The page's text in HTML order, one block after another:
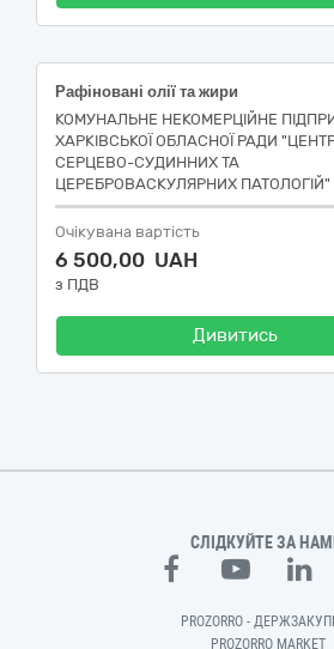
Рафіновані олії та жири
КОМУНАЛЬНЕ НЕКОМЕРЦІЙНЕ
ХАРКІВСЬКОЇ ОБЛАСНОЇ РАДИ
СЕРЦЕВО-СУДИННИХ ТА
ЦЕРЕБРОВАСКУЛЯРНИХ ПАТОЛОГІЙ"
Очікувана вартість
6 500,00 UAH
з ПДВ
Дивитись
СЛІДКУЙТЕ ЗА
PROZORRO -
PROZORRO MARKET